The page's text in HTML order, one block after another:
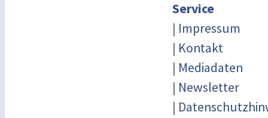
Service
| Impressum
| Kontakt
| Mediadaten
| Newsletter
|